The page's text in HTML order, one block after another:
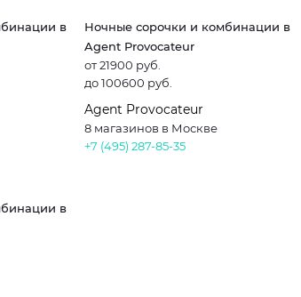
в
Ночные сорочки и комбинации в
Agent Provocateur
от 21900 руб.
до 100600 руб.
Agent Provocateur
8 магазинов в Москве
+7 (495) 287-85-35
в